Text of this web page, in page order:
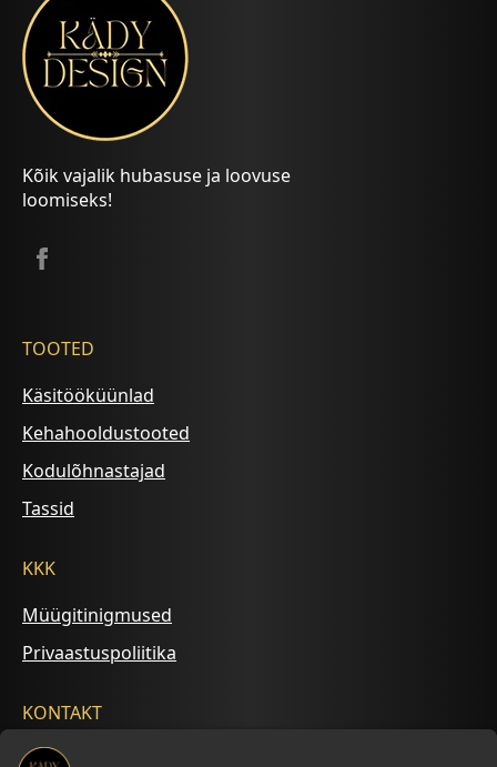
Kõik vajalik hubasuse ja loovuse
loomiseks!
TOOTED
Käsitööküünlad
Kehahooldustooted
Kodulõhnastajad
Tassid
KKK
Müügitinigmused
Privaastuspoliitika
KONTAKT
+372 5695 2542